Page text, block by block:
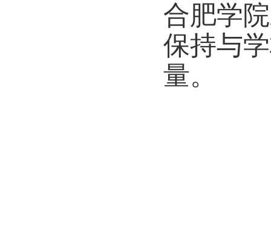
合肥学
保持与
量。